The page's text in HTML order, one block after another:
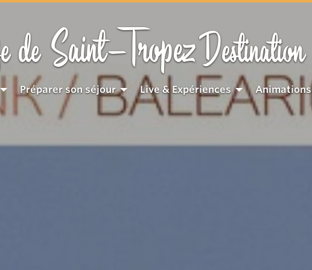
de Saint-TropezDestination
Préparer son séjour Live & Expériences Animations